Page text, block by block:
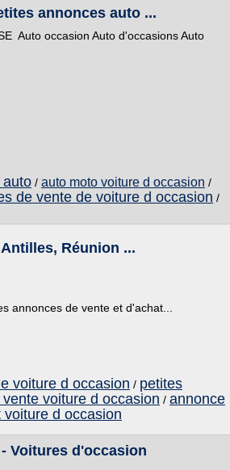
annonces auto ...
Auto occasion Auto d'occasions Auto
auto / auto moto voiture d occasion /
de vente de voiture d occasion /
Réunion ...
annonces de vente et d'achat...
voiture d occasion / petites
voiture d occasion / annonce
d occasion
Voitures d'occasion